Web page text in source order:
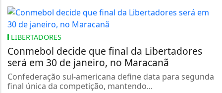
LIBERTADORES
Conmebol decide que final da Libertadores
será em 30 de janeiro, no Maracanã
Confederação sul-americana define data para segunda
final única da competição, mantendo...